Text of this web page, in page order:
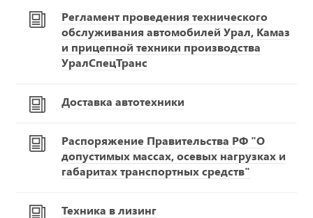
Регламент проведения технического
обслуживания автомобилей Урал, Камаз
и прицепной техники производства
УралСпецТранс
Доставка автотехники
Распоряжение Правительства РФ "О
допустимых массах, осевых нагрузках и
габаритах транспортных средств"
Техника в лизинг